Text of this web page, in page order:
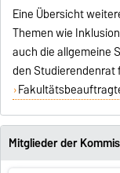
Eine Übersicht
Themen wie
auch die allgemeine
den Studierendenrat
Mitglieder der